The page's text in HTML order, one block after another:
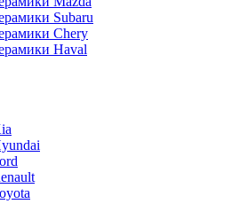
Subaru
Chery
Haval